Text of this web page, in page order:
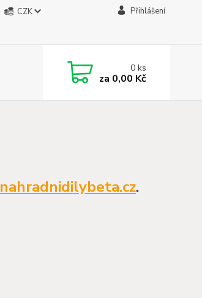
CZK Přihlášení
0ks
za 0,00 Kč
nahradnidilybeta.cz.